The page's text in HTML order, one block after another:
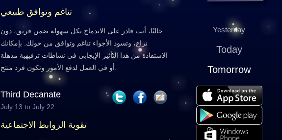
Yesterday
Today
Tomorrow
تناغم وتوافق طبيعي
حاليًا، أنت قادر على الاندماج بكل سهولة ضمن فريق، دون
نزاع، وتسود الأجواء تناغم وتوافق من حولك. بإمكانك
الاستفادة من هذا التأثير الإيجابي في نشاطات ترفيهية مذهلة
Third Decanate
July 13 to July 22
تقوية الروابط الاجتماعية